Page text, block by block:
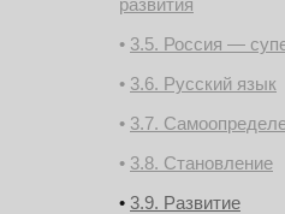
развития
3.5. Россия —
3.6. Русский язык
3.7.
3.8. Становление
3.9. Развитие